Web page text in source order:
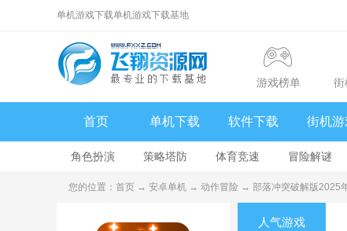
单机游戏下载单机游戏下载基地
游戏榜单 街
首页 单机下载 软件下载 街机游
角色扮演 策略塔防 体育竞速 冒险解谜
您的位置： 首页 → 安卓单机 → 动作冒险 → 部落冲突破解版2025
人气游戏